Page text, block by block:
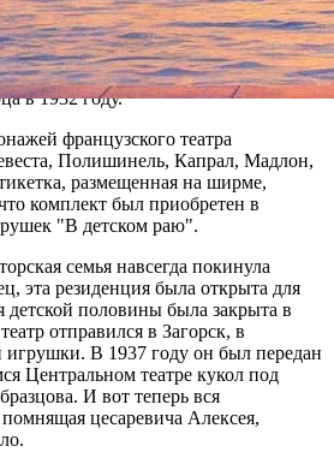
Село" продемонстрировал
принадлежавшего сыну
который был вывезен из
в 1932 году.
французского театра
Полишинель, Капрал, Мадлон,
размещенная на ширме,
комплект был приобретен в
"В детском раю".
семья навсегда покинула
эта резиденция была открыта для
половины была закрыта в
отправился в Загорск, в
игрушки. В 1937 году он был передан
Центральном театре кукол под
И вот теперь вся
цесаревича Алексея,